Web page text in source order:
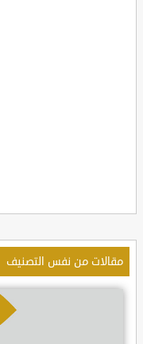
مقالات من نفس التصنيف